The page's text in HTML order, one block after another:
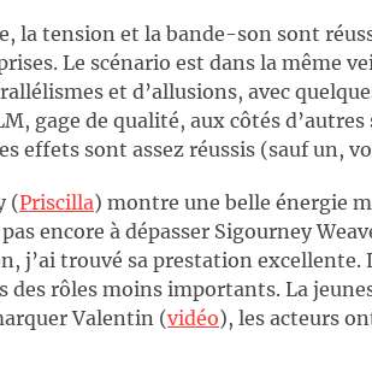
la tension et la bande-son sont
Le scénario est dans la même
et d’allusions, avec
gage de qualité, aux côtés
effets sont assez réussis (sauf un,
(Priscilla) montre une belle énergie
encore à dépasser Sigourney
j’ai trouvé sa prestation excellente.
rôles moins importants. La
Valentin (vidéo), les acteurs